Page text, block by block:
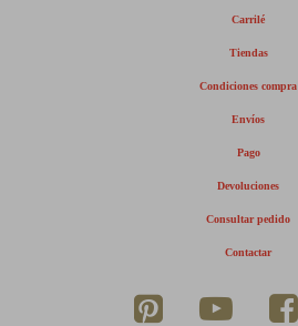
Carrilé
Tiendas
Condiciones compra
Envíos
Pago
Devoluciones
Consultar pedido
Contactar